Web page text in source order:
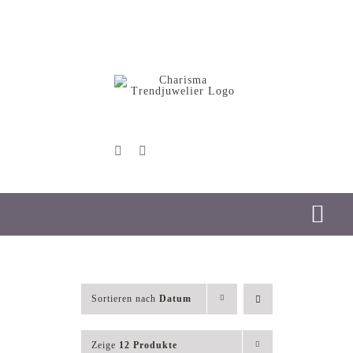
Schmuck
Sortieren nach Datum
Zeige 12 Produkte